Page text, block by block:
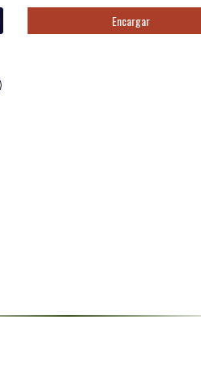
Encargar